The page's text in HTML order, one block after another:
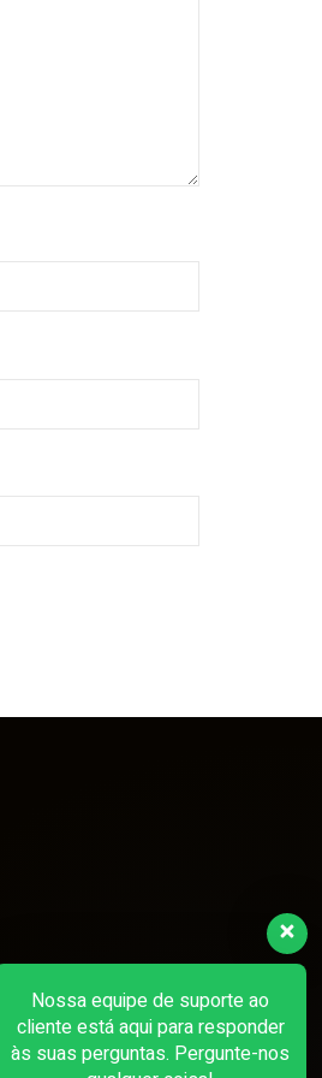
Nossa equipe de suporte ao
cliente está aqui para responder
às suas perguntas. Pergunte-nos